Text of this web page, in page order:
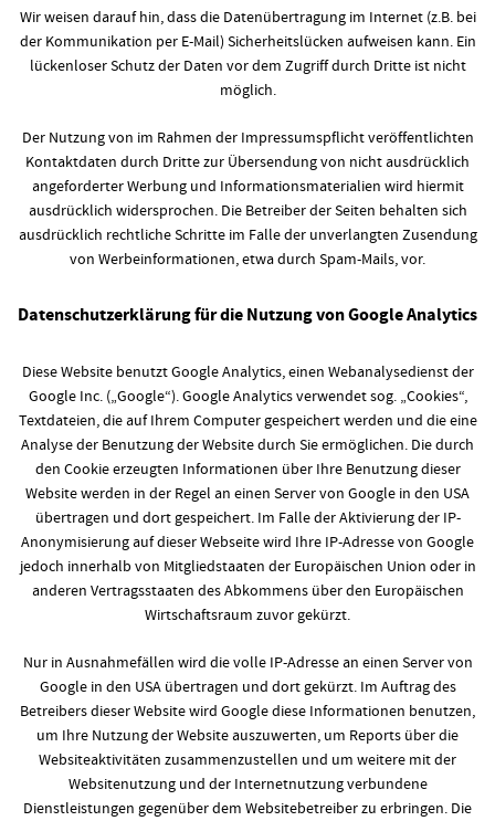
Wir weisen darauf hin, dass die Datenübertragung im Internet (z.B. bei
der Kommunikation per E-Mail) Sicherheitslücken aufweisen kann. Ein
lückenloser Schutz der Daten vor dem Zugriff durch Dritte ist nicht
möglich.
Der Nutzung von im Rahmen der Impressumspflicht veröffentlichten
Kontaktdaten durch Dritte zur Übersendung von nicht ausdrücklich
angeforderter Werbung und Informationsmaterialien wird hiermit
ausdrücklich widersprochen. Die Betreiber der Seiten behalten sich
ausdrücklich rechtliche Schritte im Falle der unverlangten Zusendung
von Werbeinformationen, etwa durch Spam-Mails, vor.
Datenschutzerklärung für die Nutzung von Google Analytics
Diese Website benutzt Google Analytics, einen Webanalysedienst der
Google Inc. („Google“). Google Analytics verwendet sog. „Cookies“,
Textdateien, die auf Ihrem Computer gespeichert werden und die eine
Analyse der Benutzung der Website durch Sie ermöglichen. Die durch
den Cookie erzeugten Informationen über Ihre Benutzung dieser
Website werden in der Regel an einen Server von Google in den USA
übertragen und dort gespeichert. Im Falle der Aktivierung der IP-
Anonymisierung auf dieser Webseite wird Ihre IP-Adresse von Google
jedoch innerhalb von Mitgliedstaaten der Europäischen Union oder in
anderen Vertragsstaaten des Abkommens über den Europäischen
Wirtschaftsraum zuvor gekürzt.
Nur in Ausnahmefällen wird die volle IP-Adresse an einen Server von
Google in den USA übertragen und dort gekürzt. Im Auftrag des
Betreibers dieser Website wird Google diese Informationen benutzen,
um Ihre Nutzung der Website auszuwerten, um Reports über die
Websiteaktivitäten zusammenzustellen und um weitere mit der
Websitenutzung und der Internetnutzung verbundene
Dienstleistungen gegenüber dem Websitebetreiber zu erbringen. Die